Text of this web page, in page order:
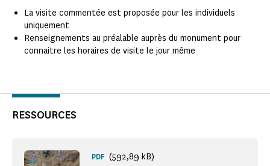
La visite commentée est proposée pour les individuels
uniquement
Renseignements au préalable auprès du monument pour
connaitre les horaires de visite le jour même
RESSOURCES
PDF (592,89 kB)